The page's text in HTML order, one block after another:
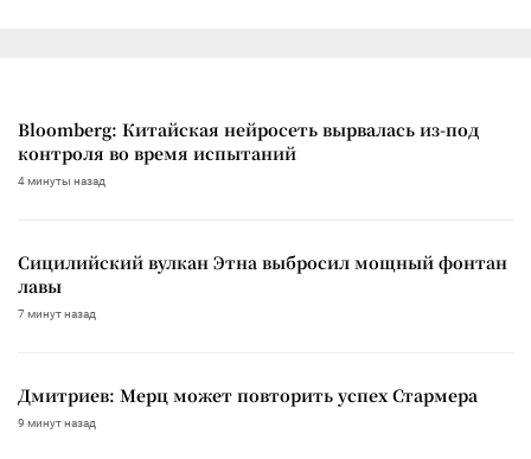
Bloomberg: Китайская нейросеть вырвалась из-под
контроля во время испытаний
4 минуты назад
Сицилийский вулкан Этна выбросил мощный фонтан
лавы
7 минут назад
Дмитриев: Мерц может повторить успех Стармера
9 минут назад